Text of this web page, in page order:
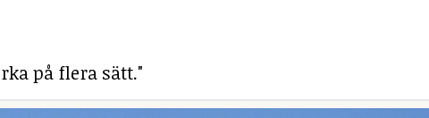
på flera sätt."